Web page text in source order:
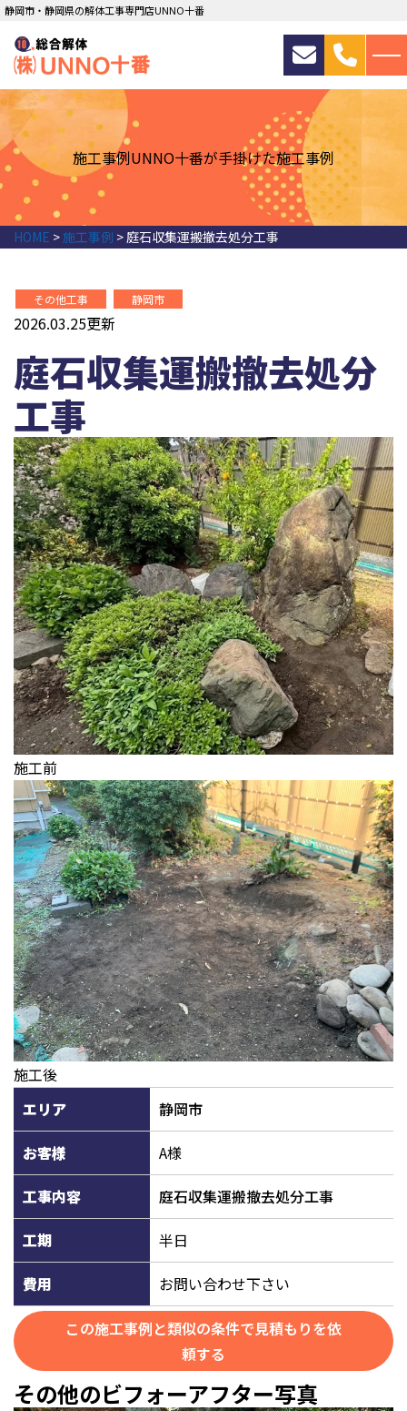
静岡市・静岡県の解体工事専門店UNNO十番
施工事例UNNO十番が手掛けた施工事例
HOME >施工事例 >庭石収集運搬撤去処分工事
その他工事 静岡市
2026.03.25更新
庭石収集運搬撤去処分
工事
施工前
施工後
エリア
静岡市
お客様
A様
工事内容
庭石収集運搬撤去処分工事
工期
半日
費用
お問い合わせ下さい
この施工事例と類似の条件で見積もりを依
頼する
その他のビフォーアフター写真